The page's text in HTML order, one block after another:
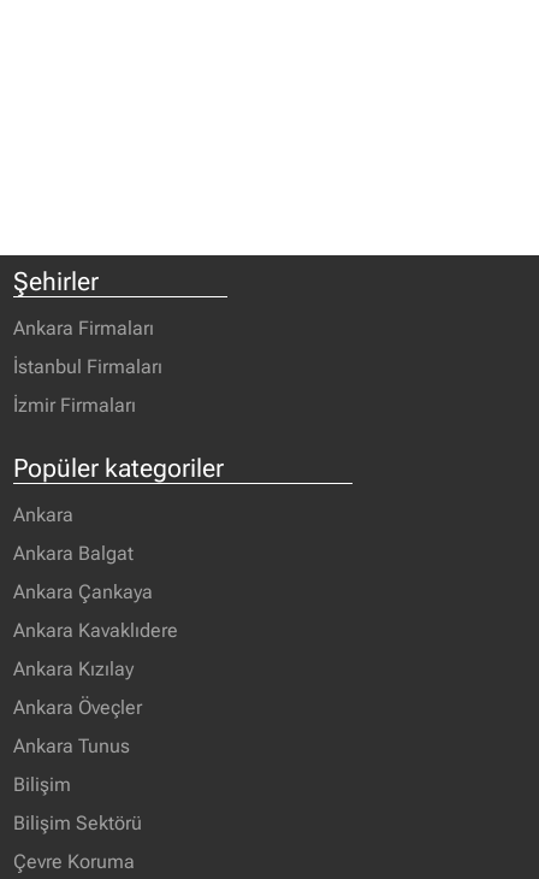
Şehirler
Ankara Firmaları
İstanbul Firmaları
İzmir Firmaları
Popüler kategoriler
Ankara
Ankara Balgat
Ankara Çankaya
Ankara Kavaklıdere
Ankara Kızılay
Ankara Öveçler
Ankara Tunus
Bilişim
Bilişim Sektörü
Çevre Koruma